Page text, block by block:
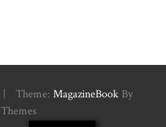
Theme: MagazineBookBy